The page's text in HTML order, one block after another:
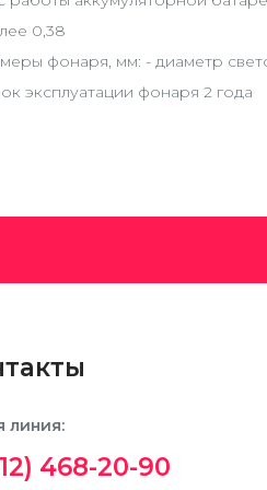
0,38
фонаря, мм: - диаметр
эксплуатации фонаря 2 года
линия:
468-20-90